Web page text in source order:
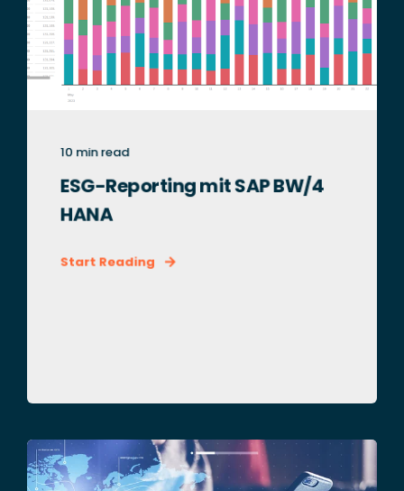
10 min read
ESG-Reporting mit SAP BW/4
HANA
Start Reading